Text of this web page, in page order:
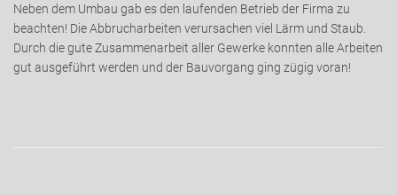
Neben dem Umbau gab es den laufenden Betrieb der Firma zu
beachten! Die Abbrucharbeiten verursachen viel Lärm und Staub.
Durch die gute Zusammenarbeit aller Gewerke konnten alle Arbeiten
gut ausgeführt werden und der Bauvorgang ging zügig voran!